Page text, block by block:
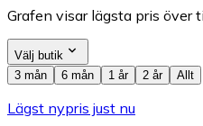
Grafen visar lägsta pris över
Välj butik
3 mån
6 mån 1 år 2 år Allt
Lägst nypris just nu